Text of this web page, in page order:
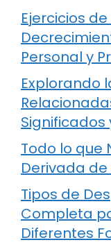
Ejercicios
Personal y
Explorando
Significados
Todo lo que
Derivada
Tipos de
Completa
Diferentes